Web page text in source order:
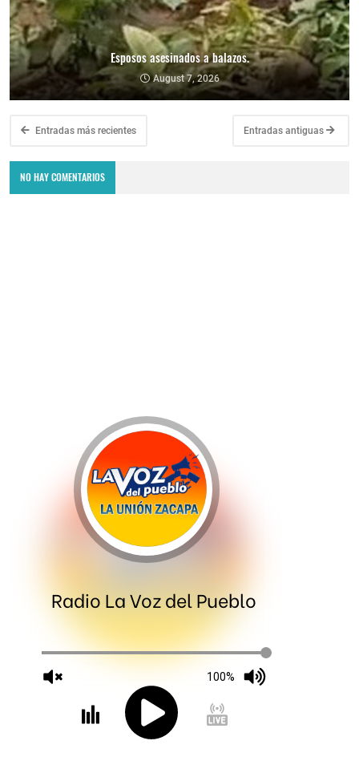
Esposos asesinados a balazos.
August 7, 2026
Entradas más recientes Entradas antiguas
NO HAY COMENTARIOS
Radio La Voz del Pueblo
100%